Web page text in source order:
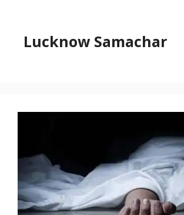
contentLucknow Samachar